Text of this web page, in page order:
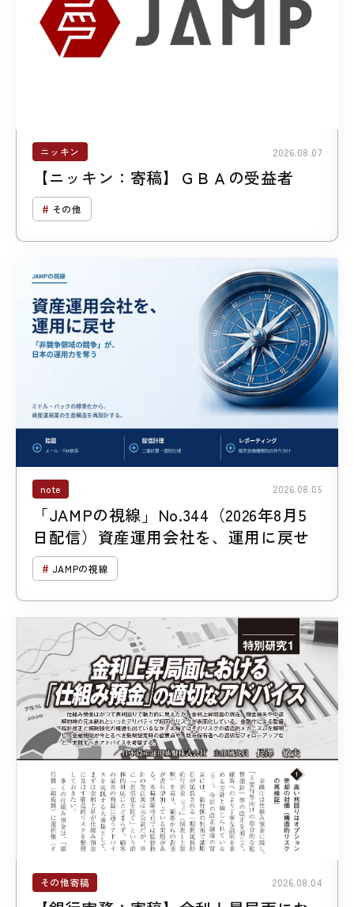
ニッキン 2026.08.07
【ニッキン：寄稿】ＧＢＡの受益者
その他
note 2026.08.05
「JAMPの視線」No.344（2026年8月5
日配信）資産運用会社を、運用に戻せ
JAMPの視線
その他寄稿 2026.08.04